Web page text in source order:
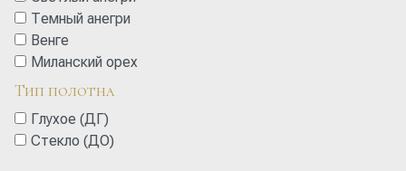
Темный анегри
Венге
Миланский орех
Тип полотна
Глухое (ДГ)
Стекло (ДО)